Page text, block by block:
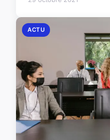
ACTU